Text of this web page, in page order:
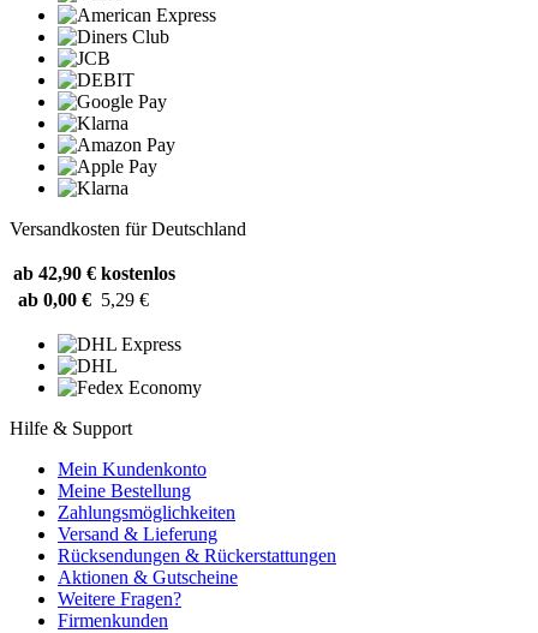
Versandkosten für Deutschland
ab 42,90 € kostenlos
ab 0,00 € 5,29 €
Hilfe & Support
Mein Kundenkonto
Meine Bestellung
Zahlungsmöglichkeiten
Versand & Lieferung
Rücksendungen & Rückerstattungen
Aktionen & Gutscheine
Weitere Fragen?
Firmenkunden